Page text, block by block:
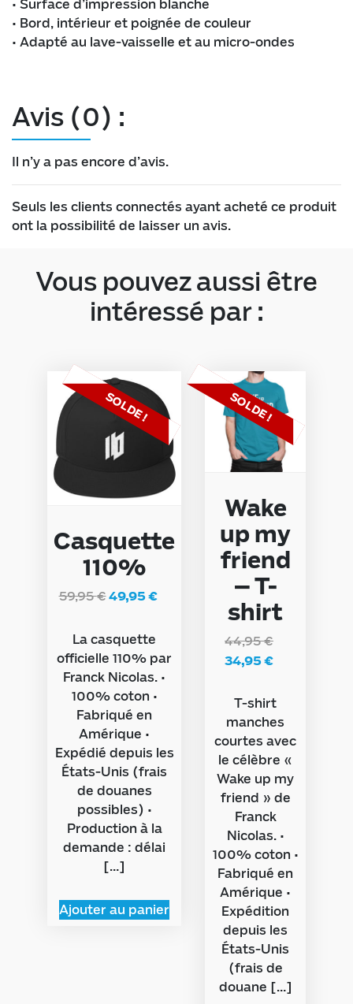
• Surface d’impression blanche
• Bord, intérieur et poignée de couleur
• Adapté au lave-vaisselle et au micro-ondes
Avis (0) :
Il n’y a pas encore d’avis.
Seuls les clients connectés ayant acheté ce produit
ont la possibilité de laisser un avis.
Vous pouvez aussi être
intéressé par :
SOLDE !
Casquette
110%
59,95€49,95€
La casquette
officielle 110% par
Franck Nicolas. •
100% coton •
Fabriqué en
Amérique •
Expédié depuis les
États-Unis (frais
de douanes
possibles) •
Production à la
demande : délai
[…]
Ajouter au panier
SOLDE !
Wake
up my
friend
– T-
shirt
44,95€
34,95€
T-shirt
manches
courtes avec
le célèbre «
Wake up my
friend » de
Franck
Nicolas. •
100% coton •
Fabriqué en
Amérique •
Expédition
depuis les
États-Unis
(frais de
douane […]